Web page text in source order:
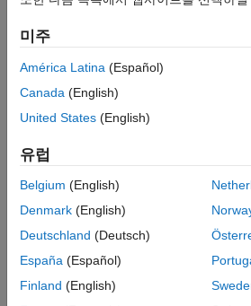
From the series: Autonomous Navigation
Published: 16 Jul 2020
Full Transcript
Related Resources
UP NEXT:
What
미주
América Latina (Español)
Canada (English)
United States (English)
유럽
Belgium (English)
Denmark (English)
Deutschland (Deutsch)
España (Español)
Finland (English)